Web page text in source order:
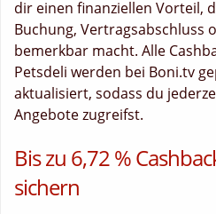
dir einen finanziellen Vorteil,
Buchung, Vertragsabschluss
bemerkbar macht. Alle
Petsdeli werden bei Boni.tv
aktualisiert, sodass du
Angebote zugreifst.
Bis zu 6,72 %
sichern